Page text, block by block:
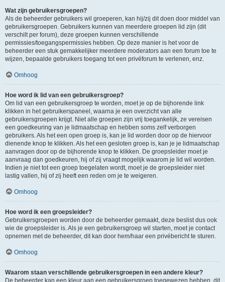
Wat zijn gebruikersgroepen?
Als de beheerder gebruikers wil groeperen, kan hij/zij dit doen door middel van
gebruikersgroepen. Gebruikers kunnen van meerdere groepen lid zijn (dit
verschilt per forum), deze groepen kunnen verschillende
permissies/toegangspermissies hebben. Op deze manier is het voor de
beheerder een stuk gemakkelijker meerdere moderators aan een forum toe te
wijzen, bepaalde gebruikers toegang tot een privéforum te verlenen, enz.
Omhoog
Hoe word ik lid van een gebruikersgroep?
Om lid van een gebruikersgroep te worden, moet je op de bijhorende link
klikken in het gebruikerspaneel, waarna je een overzicht van alle
gebruikersgroepen krijgt. Niet alle groepen zijn vrij toegankelijk, ze vereisen
een goedkeuring van je lidmaatschap en hebben soms zelf verborgen
gebruikers. Als het een open groep is, kan je lid worden door op de hiervoor
dienende knop te klikken. Als het een gesloten groep is, kan je je lidmaatschap
aanvragen door op de bijhorende knop te klikken. De groepsleider moet je
aanvraag dan goedkeuren, hij of zij vraagt mogelijk waarom je lid wil worden.
Indien je niet tot een groep toegelaten wordt, moet je de groepsleider niet
lastig vallen, hij of zij heeft een reden om je te weigeren.
Omhoog
Hoe word ik een groepsleider?
Gebruikersgroepen worden door de beheerder gemaakt, deze beslist dus ook
wie de groepsleider is. Als je een gebruikersgroep wil starten, moet je contact
opnemen met de beheerder, dit kan door hem/haar een privébericht te sturen.
Omhoog
Waarom staan verschillende gebruikersgroepen in een andere kleur?
De beheerder kan een kleur aan een gebruikersgroep toegewezen hebben, dit